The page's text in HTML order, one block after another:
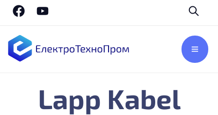
Lapp Kabel